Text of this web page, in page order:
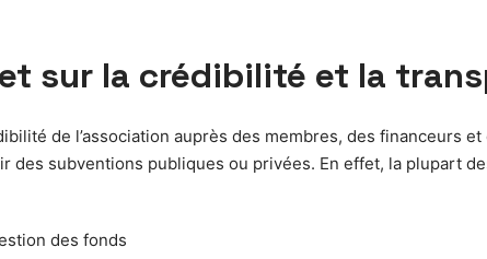
sur la crédibilité et la
de l’association auprès des membres, des financeurs
des subventions publiques ou privées. En effet, la plupart
des fonds